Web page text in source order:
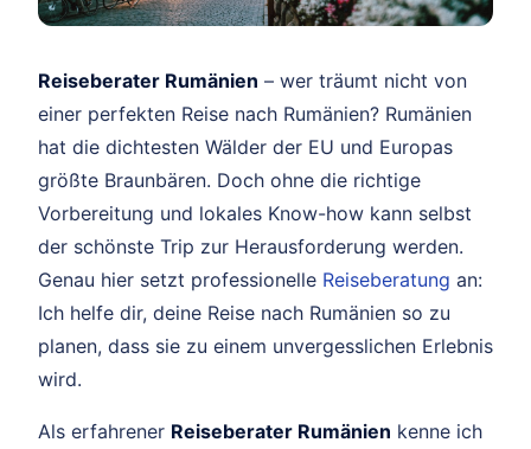
Reiseberater Rumänien – wer träumt nicht von
einer perfekten Reise nach Rumänien? Rumänien
hat die dichtesten Wälder der EU und Europas
größte Braunbären. Doch ohne die richtige
Vorbereitung und lokales Know-how kann selbst
der schönste Trip zur Herausforderung werden.
Genau hier setzt professionelle Reiseberatung an:
Ich helfe dir, deine Reise nach Rumänien so zu
planen, dass sie zu einem unvergesslichen Erlebnis
wird.
Als erfahrener Reiseberater Rumänien kenne ich